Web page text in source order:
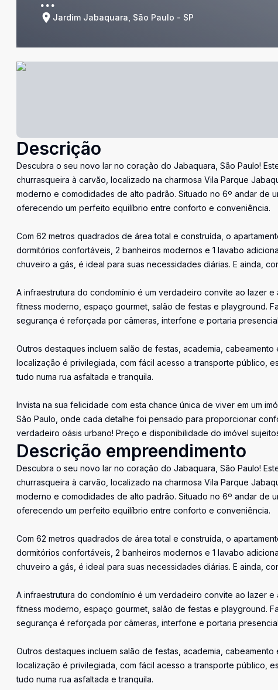
Jardim Jabaquara, São Paulo - SP
Descrição
Descubra o seu novo lar no coração do Jabaquara, São Paulo!
churrasqueira à carvão, localizado na charmosa Vila Parque
moderno e comodidades de alto padrão. Situado no 6º andar de
oferecendo um perfeito equilíbrio entre conforto e conveniência.
Com 62 metros quadrados de área total e construída, o
dormitórios confortáveis, 2 banheiros modernos e 1 lavabo
chuveiro a gás, é ideal para suas necessidades diárias. E ainda,
A infraestrutura do condomínio é um verdadeiro convite ao lazer
fitness moderno, espaço gourmet, salão de festas e playground.
segurança é reforçada por câmeras, interfone e portaria
Outros destaques incluem salão de festas, academia,
localização é privilegiada, com fácil acesso a transporte público,
tudo numa rua asfaltada e tranquila.
Invista na sua felicidade com esta chance única de viver em um
São Paulo, onde cada detalhe foi pensado para proporcionar
verdadeiro oásis urbano! Preço e disponibilidade do imóvel
Descrição empreendimento
Descubra o seu novo lar no coração do Jabaquara, São Paulo!
churrasqueira à carvão, localizado na charmosa Vila Parque
moderno e comodidades de alto padrão. Situado no 6º andar de
oferecendo um perfeito equilíbrio entre conforto e conveniência.
Com 62 metros quadrados de área total e construída, o
dormitórios confortáveis, 2 banheiros modernos e 1 lavabo
chuveiro a gás, é ideal para suas necessidades diárias. E ainda,
A infraestrutura do condomínio é um verdadeiro convite ao lazer
fitness moderno, espaço gourmet, salão de festas e playground.
segurança é reforçada por câmeras, interfone e portaria
Outros destaques incluem salão de festas, academia,
localização é privilegiada, com fácil acesso a transporte público,
tudo numa rua asfaltada e tranquila.